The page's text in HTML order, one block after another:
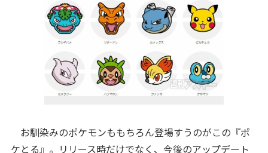
お馴染みのポケモンももちろん登場すうのがこの『ポ
ケとる』。リリース時だけでなく、今後のアップデート